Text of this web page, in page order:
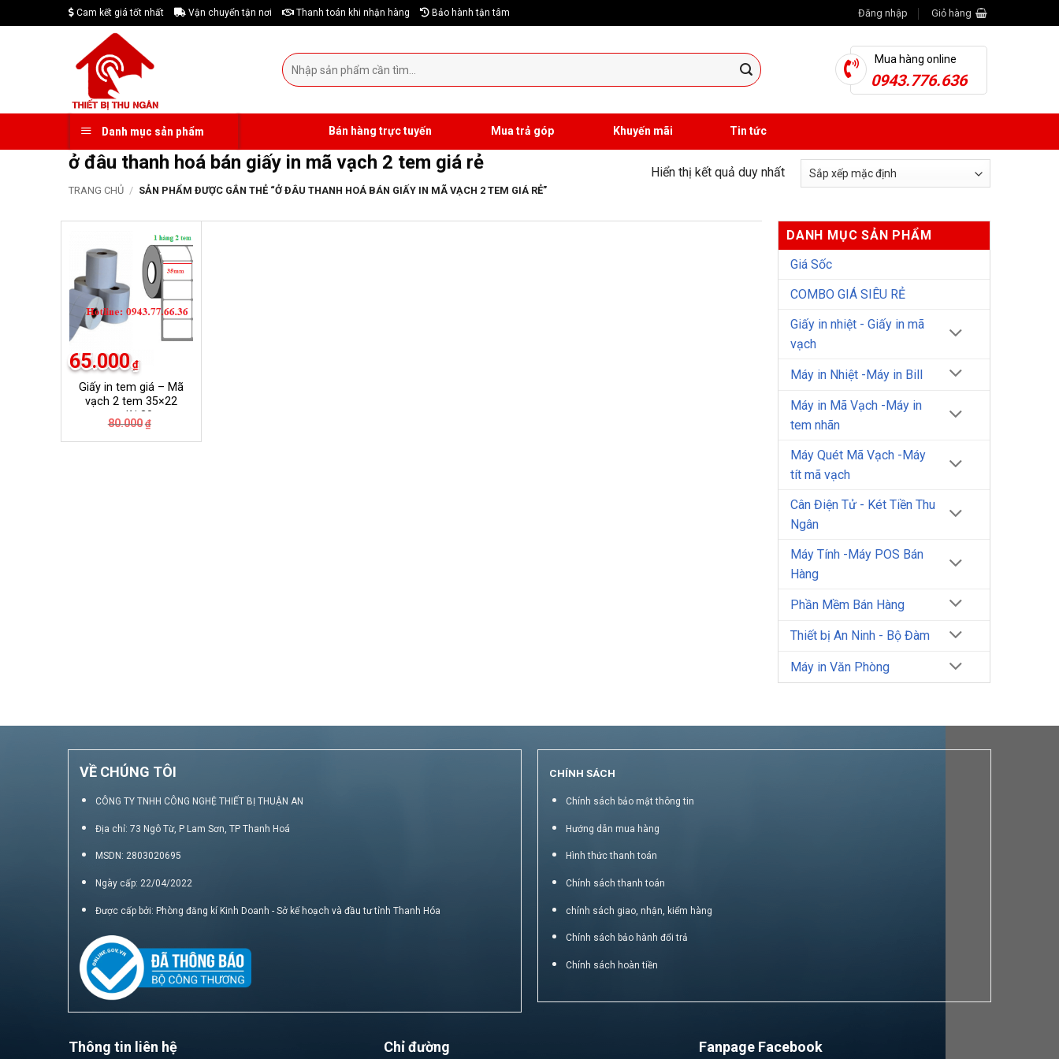
to
Cam kết giá tốt nhất Vận chuyển tận nơi Thanh toán khi nhận hàng Bảo hành tận tâm Đăng nhập Giỏ hàng
Tìm
kiếm:
Mua hàng online
0943.776.636
Danh mục sản phẩm Bán hàng trực tuyến Mua trả góp Khuyến mãi Tin tức
ở đâu thanh hoá bán giấy in mã vạch 2 tem giá rẻ
TRANG CHỦ / SẢN PHẨM ĐƯỢC GẮN THẺ “Ở ĐÂU THANH HOÁ BÁN GIẤY IN MÃ VẠCH 2 TEM GIÁ RẺ”
Hiển thị kết quả duy nhất
-19%
Giấy in tem giá – Mã
vạch 2 tem 35×22
mm dài 30m
80.000 ₫
là:
65.000 ₫
tại
DANH MỤC SẢN PHẨM
Giá Sốc
COMBO GIÁ SIÊU RẺ
Giấy in nhiệt - Giấy in mã
vạch
Máy in Nhiệt -Máy in Bill
Máy in Mã Vạch -Máy in
tem nhãn
Máy Quét Mã Vạch -Máy
tít mã vạch
Cân Điện Tử - Két Tiền Thu
Ngân
Máy Tính -Máy POS Bán
Hàng
Phần Mềm Bán Hàng
Thiết bị An Ninh - Bộ Đàm
Máy in Văn Phòng
VỀ CHÚNG TÔI
CÔNG TY TNHH CÔNG NGHỆ THIẾT BỊ THUẬN AN
Địa chỉ: 73 Ngô Từ, P Lam Sơn, TP Thanh Hoá
MSDN: 2803020695
Ngày cấp: 22/04/2022
Được cấp bởi: Phòng đăng kí Kinh Doanh - Sở kế hoạch và đầu tư tỉnh Thanh Hóa
CHÍNH SÁCH
Chính sách bảo mật thông tin
Hướng dẫn mua hàng
Hình thức thanh toán
Chính sách thanh toán
chính sách giao, nhận, kiểm hàng
Chính sách bảo hành đổi trả
Chính sách hoàn tiền
Thông tin liên hệ Chỉ đường Fanpage Facebook